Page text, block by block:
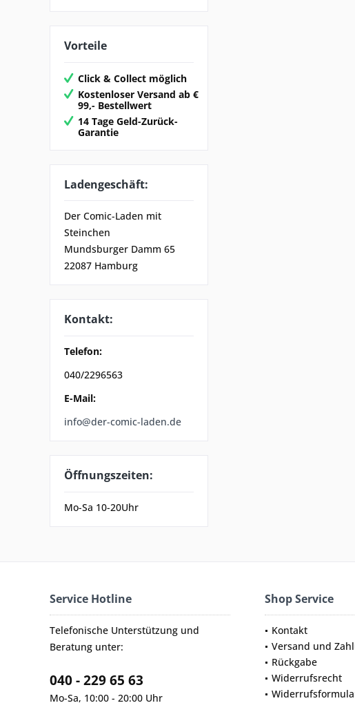
Vorteile
Click & Collect möglich
Kostenloser Versand ab €
99,- Bestellwert
14 Tage Geld-Zurück-
Garantie
Ladengeschäft:
Der Comic-Laden mit
Steinchen
Mundsburger Damm 65
22087 Hamburg
Kontakt:
Telefon:
040/2296563
E-Mail:
info@der-comic-laden.de
Öffnungszeiten:
Mo-Sa 10-20Uhr
Service Hotline
Telefonische Unterstützung und
Beratung unter:
040 - 229 65 63
Mo-Sa, 10:00 - 20:00 Uhr
Shop Service
Kontakt
Versand und
Rückgabe
Widerrufsrecht